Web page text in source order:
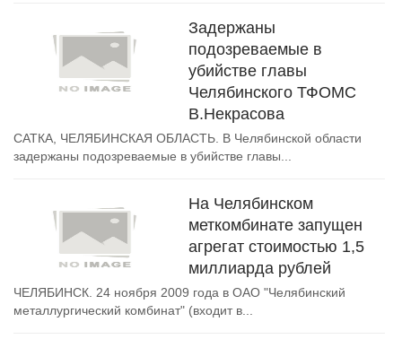
Задержаны
подозреваемые в
убийстве главы
Челябинского ТФОМС
В.Некрасова
САТКА, ЧЕЛЯБИНСКАЯ ОБЛАСТЬ. В Челябинской области
задержаны подозреваемые в убийстве главы...
На Челябинском
меткомбинате запущен
агрегат стоимостью 1,5
миллиарда рублей
ЧЕЛЯБИНСК. 24 ноября 2009 года в ОАО "Челябинский
металлургический комбинат" (входит в...